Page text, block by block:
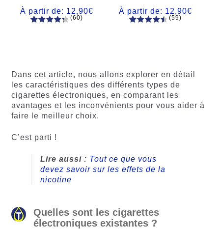
À partir de: 12,90€
notations
client
(60)
À partir de: 12,90€
client
(59)
Dans cet article, nous allons explorer en détail
les caractéristiques des différents types de
cigarettes électroniques, en comparant les
avantages et les inconvénients pour vous aider à
faire le meilleur choix.
C’est parti !
Lire aussi : Tout ce que vous
devez savoir sur les effets de la
nicotine
Quelles sont les cigarettes
électroniques existantes ?